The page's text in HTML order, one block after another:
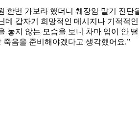
한번 가보라 했더니 췌장암 말기 진
갑자기 희망적인 메시지나 기적
놓지 않는 모습을 보니 차마 입이 안
음을 준비해야겠다고 생각했어요.”